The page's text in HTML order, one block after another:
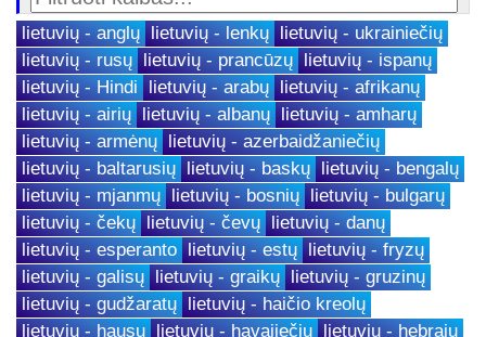
lietuvių - anglų lietuvių - lenkų lietuvių - ukrainiečių
lietuvių - rusų lietuvių - prancūzų lietuvių - ispanų
lietuvių - Hindi lietuvių - arabų lietuvių - afrikanų
lietuvių - airių lietuvių - albanų lietuvių - amharų
lietuvių - armėnų lietuvių - azerbaidžaniečių
lietuvių - baltarusių lietuvių - baskų lietuvių - bengalų
lietuvių - mjanmų lietuvių - bosnių lietuvių - bulgarų
lietuvių - čekų lietuvių - čevų lietuvių - danų
lietuvių - esperanto lietuvių - estų lietuvių - fryzų
lietuvių - galisų lietuvių - graikų lietuvių - gruzinų
lietuvių - gudžaratų lietuvių - haičio kreolų
lietuvių - hausų lietuvių - havajiečių lietuvių - hebrajų